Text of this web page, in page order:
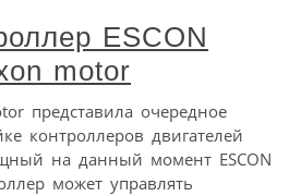
ESCON
motor
представила очередное
контроллеров двигателей
на данный момент ESCON
может управлять